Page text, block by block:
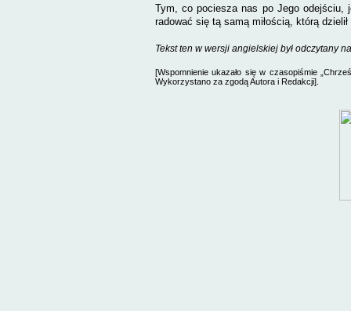
Tym, co pociesza nas po Jego odejściu,
radować się tą samą miłością, którą
Tekst ten w wersji angielskiej był odczytany
[Wspomnienie ukazało się w czasopiśmie
Wykorzystano za zgodą Autora i Redakcji].